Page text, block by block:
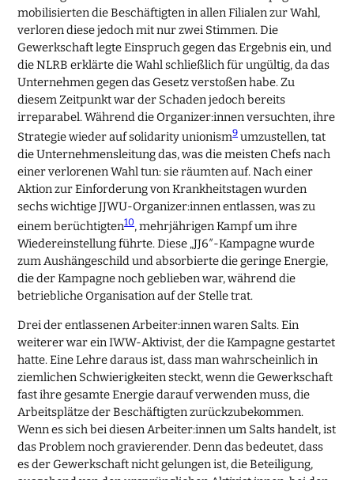
mobilisierten die Beschäftigten in allen Filialen zur Wahl,
verloren diese jedoch mit nur zwei Stimmen. Die
Gewerkschaft legte Einspruch gegen das Ergebnis ein, und
die NLRB erklärte die Wahl schließlich für ungültig, da das
Unternehmen gegen das Gesetz verstoßen habe. Zu
diesem Zeitpunkt war der Schaden jedoch bereits
irreparabel. Während die Organizer:innen versuchten, ihre
Strategie wieder auf solidarity unionism9 umzustellen, tat
die Unternehmensleitung das, was die meisten Chefs nach
einer verlorenen Wahl tun: sie räumten auf. Nach einer
Aktion zur Einforderung von Krankheitstagen wurden
sechs wichtige JJWU-Organizer:innen entlassen, was zu
einem berüchtigten10, mehrjährigen Kampf um ihre
Wiedereinstellung führte. Diese „JJ6″-Kampagne wurde
zum Aushängeschild und absorbierte die geringe Energie,
die der Kampagne noch geblieben war, während die
betriebliche Organisation auf der Stelle trat.
Drei der entlassenen Arbeiter:innen waren Salts. Ein
weiterer war ein IWW-Aktivist, der die Kampagne gestartet
hatte. Eine Lehre daraus ist, dass man wahrscheinlich in
ziemlichen Schwierigkeiten steckt, wenn die Gewerkschaft
fast ihre gesamte Energie darauf verwenden muss, die
Arbeitsplätze der Beschäftigten zurückzubekommen.
Wenn es sich bei diesen Arbeiter:innen um Salts handelt, ist
das Problem noch gravierender. Denn das bedeutet, dass
es der Gewerkschaft nicht gelungen ist, die Beteiligung,